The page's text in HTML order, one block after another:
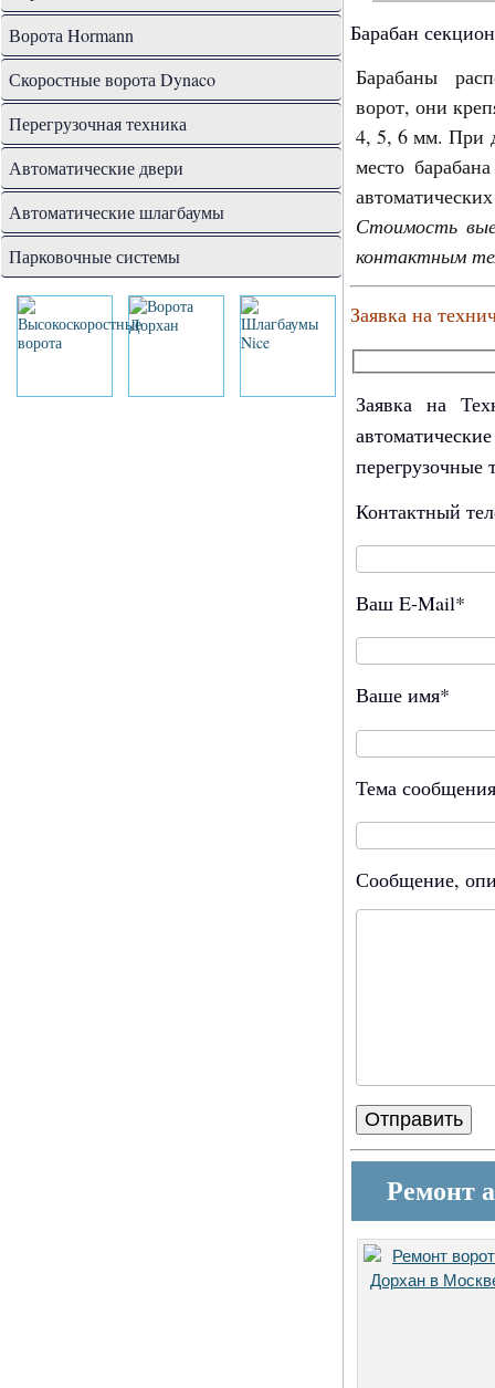
Ворота Hormann
Скоростные ворота Dynaco
Перегрузочная техника
Автоматические двери
Автоматические шлагбаумы
Парковочные системы
Барабан
Барабаны
ворот, они
4, 5, 6 мм. При
место
Стоимость
контактным
Заявка на
Заявка на
Контактный
Ваш E-Mail*
Ваше имя*
Тема сообщения
Сообщение,
Ремонт